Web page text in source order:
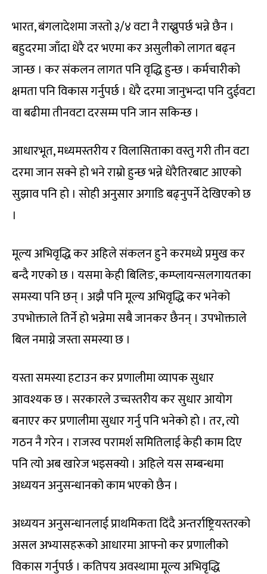
भारत, बंगलादेशमा जस्तो ३/४ वटा नै राख्नुपर्छ भन्ने छैन ।
बहुदरमा जाँदा धेरै दर भएमा कर असुलीको लागत बढ्न
जान्छ । कर संकलन लागत पनि वृद्धि हुन्छ । कर्मचारीको
क्षमता पनि विकास गर्नुपर्छ । धेरै दरमा जानुभन्दा पनि दुईवटा
वा बढीमा तीनवटा दरसम्म पनि जान सकिन्छ ।
आधारभूत, मध्यमस्तरीय र विलासिताका वस्तु गरी तीन वटा
दरमा जान सक्ने हो भने राम्रो हुन्छ भन्ने धेरैतिरबाट आएको
सुझाव पनि हो । सोही अनुसार अगाडि बढ्नुपर्ने देखिएको छ
।
मूल्य अभिवृद्धि कर अहिले संकलन हुने करमध्ये प्रमुख कर
बन्दै गएको छ । यसमा केही बिलिङ, कम्प्लायन्सलगायतका
समस्या पनि छन् । अझै पनि मूल्य अभिवृद्धि कर भनेको
उपभोक्ताले तिर्ने हो भन्नेमा सबै जानकर छैनन् । उपभोक्ताले
बिल नमाग्ने जस्ता समस्या छ ।
यस्ता समस्या हटाउन कर प्रणालीमा व्यापक सुधार
आवश्यक छ । सरकारले उच्चस्तरीय कर सुधार आयोग
बनाएर कर प्रणालीमा सुधार गर्नु पनि भनेको हो । तर, त्यो
गठन नै गरेन । राजस्व परामर्श समितिलाई केही काम दिए
पनि त्यो अब खारेज भइसक्यो । अहिले यस सम्बन्धमा
अध्ययन अनुसन्धानको काम भएको छैन ।
अध्ययन अनुसन्धानलाई प्राथमिकता दिंदै अन्तर्राष्ट्रियस्तरको
असल अभ्यासहरूको आधारमा आफ्नो कर प्रणालीको
विकास गर्नुपर्छ । कतिपय अवस्थामा मूल्य अभिवृद्धि